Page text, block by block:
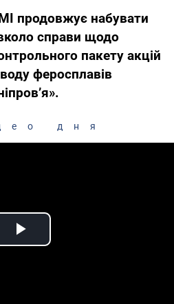
продовжує набувати
справи щодо
пакету акцій
феросплавів
дня
Play Video